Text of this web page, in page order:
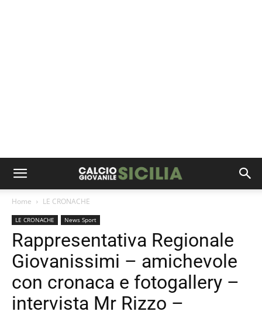
Home LE CRONACHE
LE CRONACHE News Sport
Rappresentativa Regionale
Giovanissimi – amichevole
con cronaca e fotogallery –
intervista Mr Rizzo –